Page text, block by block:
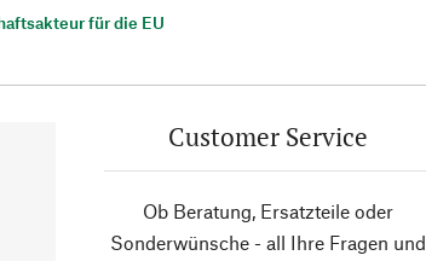
für die EU
Customer Service
Ob Beratung, Ersatzteile oder
Sonderwünsche - all Ihre Fragen und